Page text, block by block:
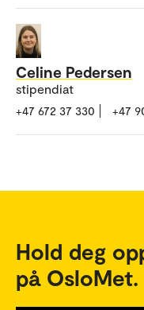
Celine Pedersen
stipendiat
+47 672 37 330 +47
Hold deg
på OsloMet.